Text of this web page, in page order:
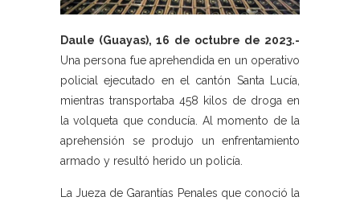
Daule (Guayas), 16 de octubre de 2023.-
Una persona fue aprehendida en un operativo
policial ejecutado en el cantón Santa Lucía,
mientras transportaba 458 kilos de droga en
la volqueta que conducía. Al momento de la
aprehensión se produjo un enfrentamiento
armado y resultó herido un policía.
La Jueza de Garantías Penales que conoció la